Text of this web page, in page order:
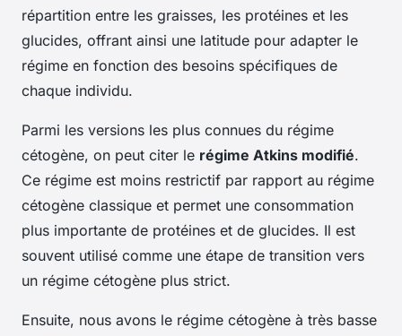
répartition entre les graisses, les protéines et les
glucides, offrant ainsi une latitude pour adapter le
régime en fonction des besoins spécifiques de
chaque individu.
Parmi les versions les plus connues du régime
cétogène, on peut citer le régime Atkins modifié.
Ce régime est moins restrictif par rapport au régime
cétogène classique et permet une consommation
plus importante de protéines et de glucides. Il est
souvent utilisé comme une étape de transition vers
un régime cétogène plus strict.
Ensuite, nous avons le régime cétogène à très basse